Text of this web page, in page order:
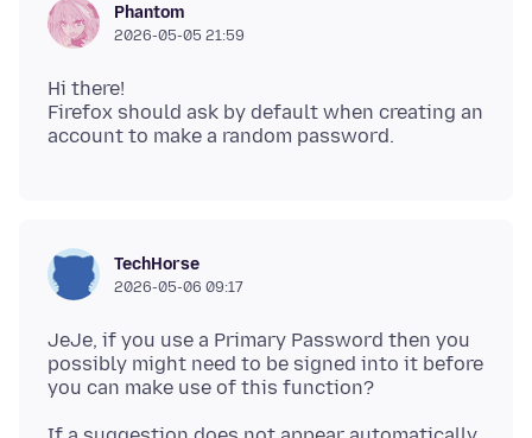
Phantom
2026-05-05 21:59
Hi there!
Firefox should ask by default when creating an
TechHorse
2026-05-06 09:17
JeJe, if you use a Primary Password then you
possibly might need to be signed into it before